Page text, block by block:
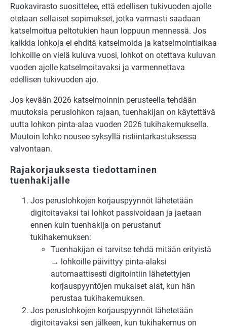
Ruokavirasto suosittelee, että edellisen tukivuoden ajolle
otetaan sellaiset sopimukset, jotka varmasti saadaan
katselmoitua peltotukien haun loppuun mennessä. Jos
kaikkia lohkoja ei ehditä katselmoida ja katselmointiaikaa
lohkoille on vielä kuluva vuosi, lohkot on otettava kuluvan
vuoden ajolle katselmoitavaksi ja varmennettava
edellisen tukivuoden ajo.
Jos kevään 2026 katselmoinnin perusteella tehdään
muutoksia peruslohkon rajaan, tuenhakijan on käytettävä
uutta lohkon pinta-alaa vuoden 2026 tukihakemuksella.
Muutoin lohko nousee syksyllä ristiintarkastuksessa
valvontaan.
Rajakorjauksesta tiedottaminen
tuenhakijalle
Jos peruslohkojen korjauspyynnöt lähetetään
digitoitavaksi tai lohkot passivoidaan ja jaetaan
ennen kuin tuenhakija on perustanut
tukihakemuksen:
Tuenhakijan ei tarvitse tehdä mitään erityistä
→ lohkoille päivittyy pinta-alaksi
automaattisesti digitointiin lähetettyjen
korjauspyyntöjen mukaiset alat, kun hän
perustaa tukihakemuksen.
Jos peruslohkojen korjauspyynnöt lähetetään
digitoitavaksi sen jälkeen, kun tukihakemus on